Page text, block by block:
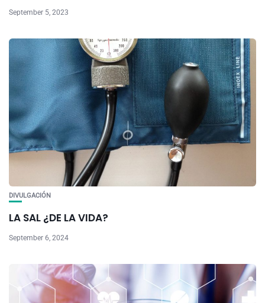
September 5, 2023
DIVULGACIÓN
LA SAL ¿DE LA VIDA?
September 6, 2024